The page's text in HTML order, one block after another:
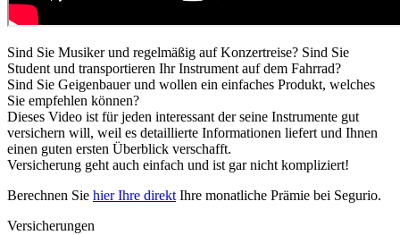
Sind Sie Musiker und regelmäßig auf Konzertreise? Sind Sie
Student und transportieren Ihr Instrument auf dem Fahrrad?
Sind Sie Geigenbauer und wollen ein einfaches Produkt, welches
Sie empfehlen können?
Dieses Video ist für jeden interessant der seine Instrumente gut
versichern will, weil es detaillierte Informationen liefert und Ihnen
einen guten ersten Überblick verschafft.
Versicherung geht auch einfach und ist gar nicht kompliziert!
Berechnen Sie hier Ihre direkt Ihre monatliche Prämie bei Segurio.
Versicherungen